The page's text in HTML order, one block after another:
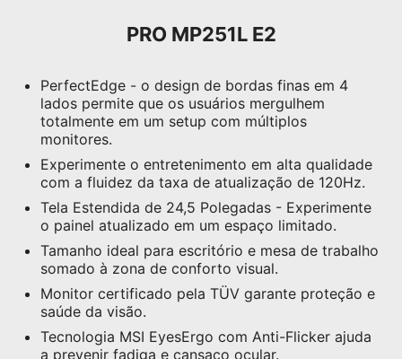
PRO MP251L E2
PerfectEdge - o design de bordas finas em 4
lados permite que os usuários mergulhem
totalmente em um setup com múltiplos
monitores.
Experimente o entretenimento em alta qualidade
com a fluidez da taxa de atualização de 120Hz.
Tela Estendida de 24,5 Polegadas - Experimente
o painel atualizado em um espaço limitado.
Tamanho ideal para escritório e mesa de trabalho
somado à zona de conforto visual.
Monitor certificado pela TÜV garante proteção e
saúde da visão.
Tecnologia MSI EyesErgo com Anti-Flicker ajuda
a prevenir fadiga e cansaço ocular.